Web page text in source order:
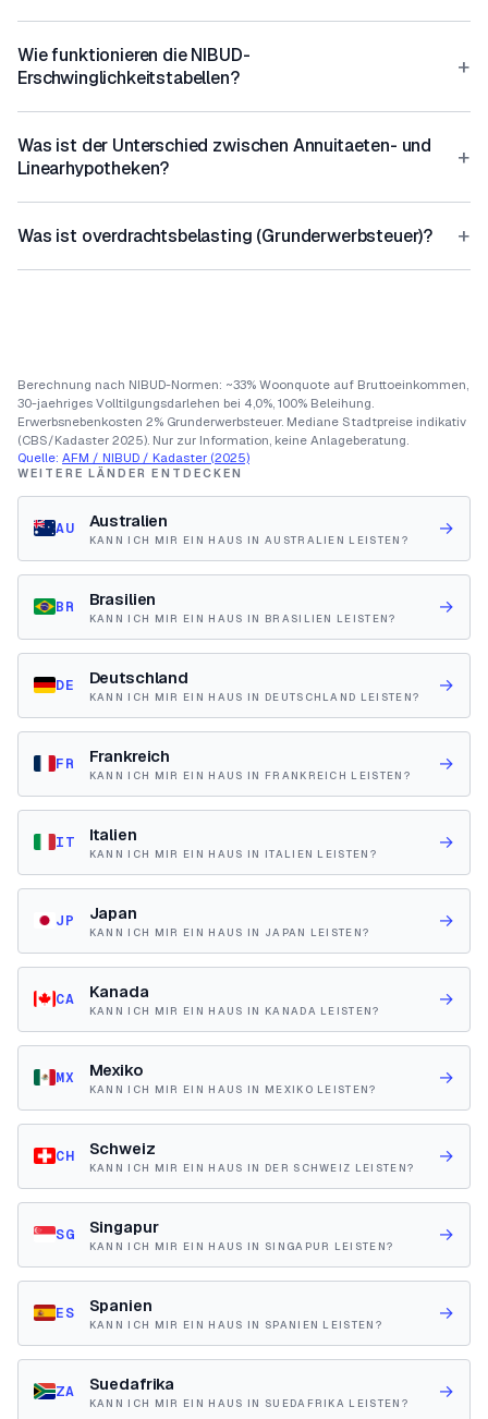
Wie funktionieren die NIBUD-
Erschwinglichkeitstabellen?
+
Was ist der Unterschied zwischen Annuitaeten- und
Linearhypotheken?
+
Was ist overdrachtsbelasting (Grunderwerbsteuer)? +
Berechnung nach NIBUD-Normen: ~33% Woonquote auf Bruttoeinkommen,
30-jaehriges Volltilgungsdarlehen bei 4,0%, 100% Beleihung.
Erwerbsnebenkosten 2% Grunderwerbsteuer. Mediane Stadtpreise indikativ
(CBS/Kadaster 2025). Nur zur Information, keine Anlageberatung.
Quelle: AFM / NIBUD / Kadaster (2025)
WEITERE LÄNDER ENTDECKEN
AU Australien
KANN ICH MIR EIN HAUS IN AUSTRALIEN LEISTEN? →
BR Brasilien
KANN ICH MIR EIN HAUS IN BRASILIEN LEISTEN? →
DE Deutschland
KANN ICH MIR EIN HAUS IN DEUTSCHLAND LEISTEN? →
FR Frankreich
KANN ICH MIR EIN HAUS IN FRANKREICH LEISTEN? →
IT Italien
KANN ICH MIR EIN HAUS IN ITALIEN LEISTEN? →
JP Japan
KANN ICH MIR EIN HAUS IN JAPAN LEISTEN? →
CA Kanada
KANN ICH MIR EIN HAUS IN KANADA LEISTEN? →
MX Mexiko
KANN ICH MIR EIN HAUS IN MEXIKO LEISTEN? →
CH Schweiz
KANN ICH MIR EIN HAUS IN DER SCHWEIZ LEISTEN? →
SG Singapur
KANN ICH MIR EIN HAUS IN SINGAPUR LEISTEN? →
ES Spanien
KANN ICH MIR EIN HAUS IN SPANIEN LEISTEN? →
ZA Suedafrika
KANN ICH MIR EIN HAUS IN SUEDAFRIKA LEISTEN? →